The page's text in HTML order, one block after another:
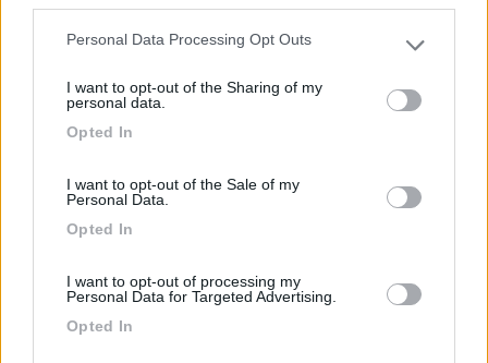
Please note that this website/app uses one or more Google
not limited to your visit or usage behaviour. You may click to
use your data for below specified purposes in below Google
Personal Data Processing Opt Outs
I want to opt-out of the Sharing of my
personal data.
Opted In
I want to opt-out of the Sale of my
Personal Data.
Opted In
I want to opt-out of processing my
Personal Data for Targeted Advertising.
Opted In
Prezzo
jeanluke2010 05/09/2020 10:00
giorno, non per 24 ore, ma per la giornata, ovvero
dalle 9 alle 19. Se si arriva alle 18 bisogna pagare
un'ora e poi il giorno dopo la giornata intera. Non
c'è il carico/scarico ma ci sono fontanelle con
acqua fresca di montagna.